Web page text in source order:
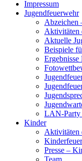
Impressum
Jugendfeuerwehr
Abzeichen
Aktivitäten
Aktuelle
Beispiele
LAN-Party
Kinder
Aktivitäten
Presse –